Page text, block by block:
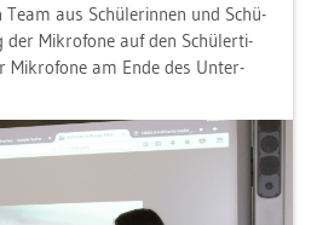
Team aus Schü­le­rin­nen und Schü­
der Mi­kro­fo­ne auf den Schü­ler­ti­
Mi­kro­fo­ne am Ende des Un­ter­